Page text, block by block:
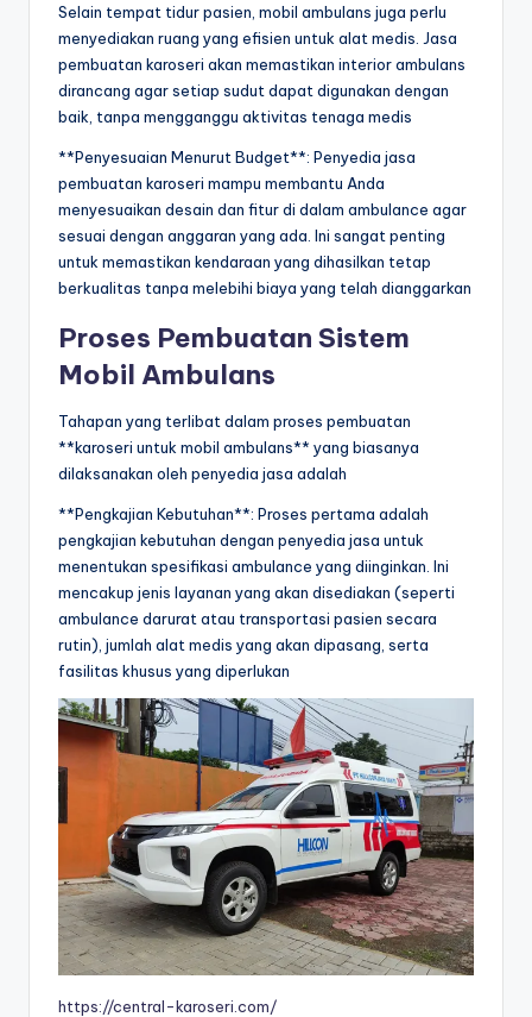
Selain tempat tidur pasien, mobil ambulans juga perlu
menyediakan ruang yang efisien untuk alat medis. Jasa
pembuatan karoseri akan memastikan interior ambulans
dirancang agar setiap sudut dapat digunakan dengan
baik, tanpa mengganggu aktivitas tenaga medis
**Penyesuaian Menurut Budget**: Penyedia jasa
pembuatan karoseri mampu membantu Anda
menyesuaikan desain dan fitur di dalam ambulance agar
sesuai dengan anggaran yang ada. Ini sangat penting
untuk memastikan kendaraan yang dihasilkan tetap
berkualitas tanpa melebihi biaya yang telah dianggarkan
Proses Pembuatan Sistem
Mobil Ambulans
Tahapan yang terlibat dalam proses pembuatan
**karoseri untuk mobil ambulans** yang biasanya
dilaksanakan oleh penyedia jasa adalah
**Pengkajian Kebutuhan**: Proses pertama adalah
pengkajian kebutuhan dengan penyedia jasa untuk
menentukan spesifikasi ambulance yang diinginkan. Ini
mencakup jenis layanan yang akan disediakan (seperti
ambulance darurat atau transportasi pasien secara
rutin), jumlah alat medis yang akan dipasang, serta
fasilitas khusus yang diperlukan
https://central-karoseri.com/